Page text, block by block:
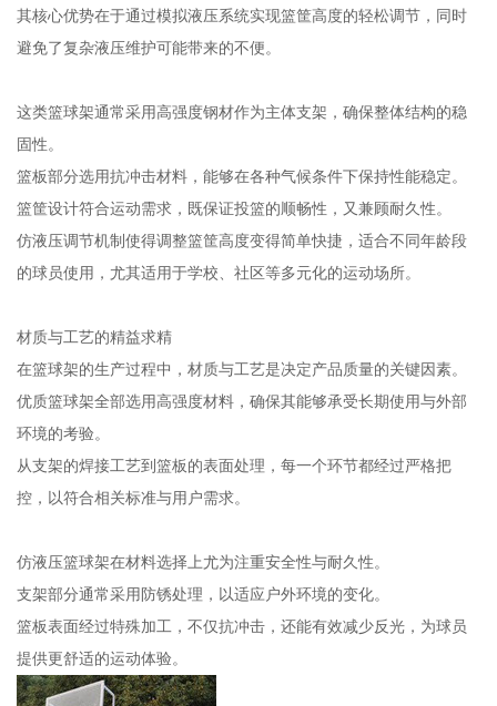
其核心优势在于通过模拟液压系统实现篮筐高度的轻松调节，同时
避免了复杂液压维护可能带来的不便。
这类篮球架通常采用高强度钢材作为主体支架，确保整体结构的稳
固性。
篮板部分选用抗冲击材料，能够在各种气候条件下保持性能稳定。
篮筐设计符合运动需求，既保证投篮的顺畅性，又兼顾耐久性。
仿液压调节机制使得调整篮筐高度变得简单快捷，适合不同年龄段
的球员使用，尤其适用于学校、社区等多元化的运动场所。
材质与工艺的精益求精
在篮球架的生产过程中，材质与工艺是决定产品质量的关键因素。
优质篮球架全部选用高强度材料，确保其能够承受长期使用与外部
环境的考验。
从支架的焊接工艺到篮板的表面处理，每一个环节都经过严格把
控，以符合相关标准与用户需求。
仿液压篮球架在材料选择上尤为注重安全性与耐久性。
支架部分通常采用防锈处理，以适应户外环境的变化。
篮板表面经过特殊加工，不仅抗冲击，还能有效减少反光，为球员
提供更舒适的运动体验。